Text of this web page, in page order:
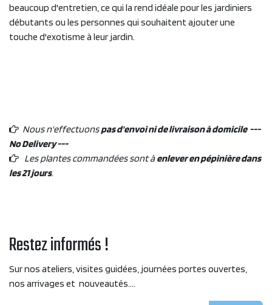
beaucoup d'entretien, ce qui la rend idéale pour les jardiniers
débutants ou les personnes qui souhaitent ajouter une
touche d'exotisme à leur jardin.
Nous n'effectuonspas d'envoi ni de livraison à domicile ---
No Delivery ---
Les plantes commandées sont àenlever en pépinière dans
les 21 jours.
Restez informés !
Sur nos ateliers, visites guidées, journées portes ouvertes,
nos arrivages et nouveautés....